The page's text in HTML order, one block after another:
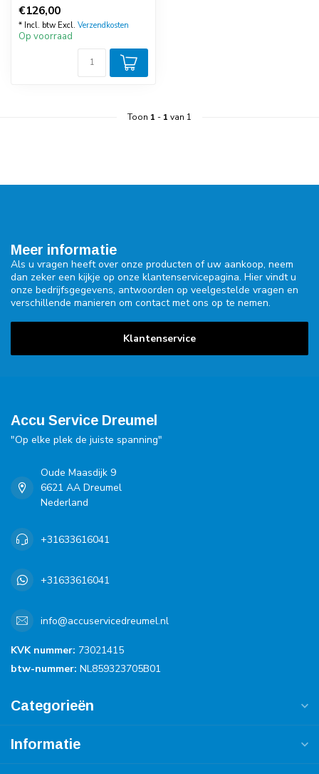
v...
€126,00
* Incl. btw Excl. Verzendkosten
Op voorraad
Toon 1 - 1 van 1
Meer informatie
Als u vragen heeft over onze producten of uw aankoop, neem
dan zeker een kijkje op onze klantenservicepagina. Hier vindt u
onze bedrijfsgegevens, antwoorden op veelgestelde vragen en
verschillende manieren om contact met ons op te nemen.
Klantenservice
Accu Service Dreumel
"Op elke plek de juiste spanning"
Oude Maasdijk 9
6621 AA Dreumel
Nederland
+31633616041
+31633616041
info@accuservicedreumel.nl
KVK nummer: 73021415
btw-nummer: NL859323705B01
Categorieën
Informatie